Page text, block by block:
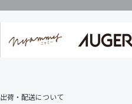
出荷・配送について